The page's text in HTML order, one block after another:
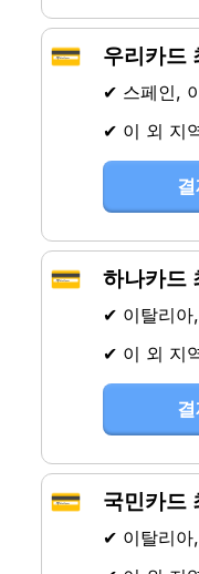
💳 우리카드
✔ 스페인,
✔ 이 외 지
💳 하나카드
✔ 이탈리아
✔ 이 외 지
💳 국민카드
✔ 이탈리아